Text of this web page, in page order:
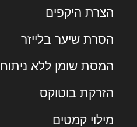
הצרת היקפים
הסרת שיער בלייזר
המסת שומן ללא ניתוח
הזרקת בוטוקס
מילוי קמטים